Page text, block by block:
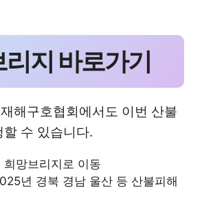
지 바로가기
해구호협회에서도 이번 산불
수 있습니다.
망브리지로 이동
년 경북 경남 울산 등 산불피해